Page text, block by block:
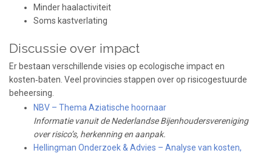
Minder haalactiviteit
Soms kastverlating
Discussie over impact
Er bestaan verschillende visies op ecologische impact en
kosten‑baten. Veel provincies stappen over op risicogestuurde
beheersing.
NBV – Thema Aziatische hoornaar
Informatie vanuit de Nederlandse Bijenhoudersvereniging
over risico’s, herkenning en aanpak.
Hellingman Onderzoek & Advies – Analyse van kosten,